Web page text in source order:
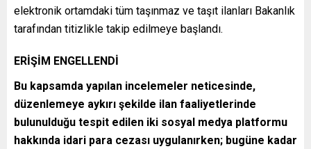
elektronik ortamdaki tüm taşınmaz ve taşıt ilanları Bakanlık
tarafından titizlikle takip edilmeye başlandı.
ERİŞİM ENGELLENDİ
Bu kapsamda yapılan incelemeler neticesinde,
düzenlemeye aykırı şekilde ilan faaliyetlerinde
bulunulduğu tespit edilen iki sosyal medya platformu
hakkında idari para cezası uygulanırken; bugüne kadar